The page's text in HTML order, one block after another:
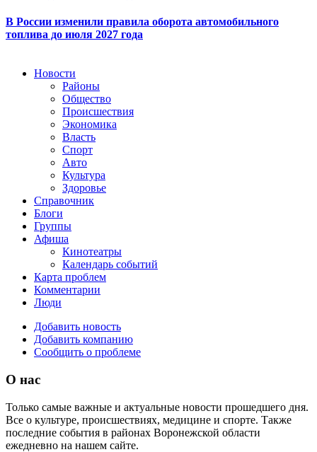
В России изменили правила оборота автомобильного
топлива до июля 2027 года
Новости
Районы
Общество
Происшествия
Экономика
Власть
Спорт
Авто
Культура
Здоровье
Справочник
Блоги
Группы
Афиша
Кинотеатры
Календарь событий
Карта проблем
Комментарии
Люди
Добавить новость
Добавить компанию
Сообщить о проблеме
О нас
Только самые важные и актуальные новости прошедшего дня.
Все о культуре, происшествиях, медицине и спорте. Также
последние события в районах Воронежской области
ежедневно на нашем сайте.